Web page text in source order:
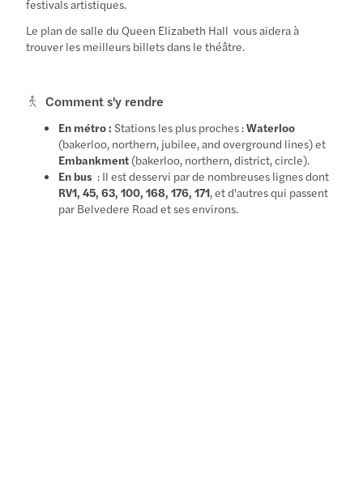
festivals artistiques.
Le plan de salle du Queen Elizabeth Hall vous aidera à
trouver les meilleurs billets dans le théâtre.
Comment s'y rendre
En métro : Stations les plus proches :Waterloo
(bakerloo, northern, jubilee, and overground lines) et
Embankment (bakerloo, northern, district, circle).
En bus : Il est desservi par de nombreuses lignes dont
RV1, 45, 63, 100, 168, 176, 171, et d'autres qui passent
par Belvedere Road et ses environs.